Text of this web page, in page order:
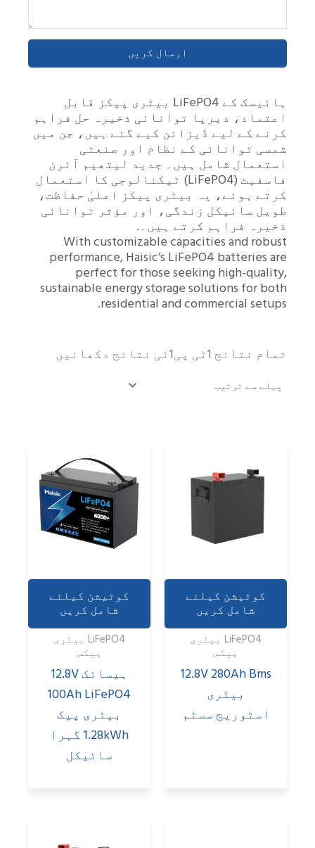
ارسال کریں
ہائیسک کے LiFePO4 بیٹری پیکز قابل
اعتماد، دیرپا توانائی ذخیرہ حل فراہم
کرنے کے لیے ڈیزائن کیے گئے ہیں، جن میں
شمسی توانائی کے نظام اور صنعتی
استعمال شامل ہیں۔ جدید لیتھیم آئرن
فاسفیٹ (LiFePO4) ٹیکنالوجی کا استعمال
کرتے ہوئے، یہ بیٹری پیکز اعلیٰ حفاظت،
طویل سائیکل زندگی، اور مؤثر توانائی
ذخیرہ فراہم کرتے ہیں۔.
With customizable capacities and robust
performance, Haisic’s LiFePO4 batteries are
perfect for those seeking high-quality,
sustainable energy storage solutions for both
residential and commercial setups.
تمام نتائج 1ٹی پی1ٹی نتائج دکھائیں
کوٹیشن کیلئے
شامل کریں
LiFePO4 بیٹری
پیکس
12.8V 280Ah Bms
بیٹری
اسٹوریج سسٹم
کوٹیشن کیلئے
شامل کریں
LiFePO4 بیٹری
پیکس
ہیسائک 12.8V
100Ah LiFePO4
بیٹری پیک
1.28kWh گہرا
سائیکل